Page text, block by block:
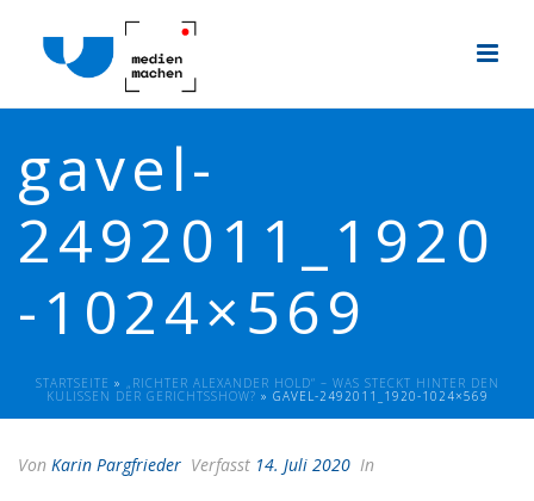
gavel-
2492011_1920
-1024×569
STARTSEITE » „RICHTER ALEXANDER HOLD“ – WAS STECKT HINTER DEN
KULISSEN DER GERICHTSSHOW? » GAVEL-2492011_1920-1024×569
Von Karin Pargfrieder Verfasst 14. Juli 2020 In